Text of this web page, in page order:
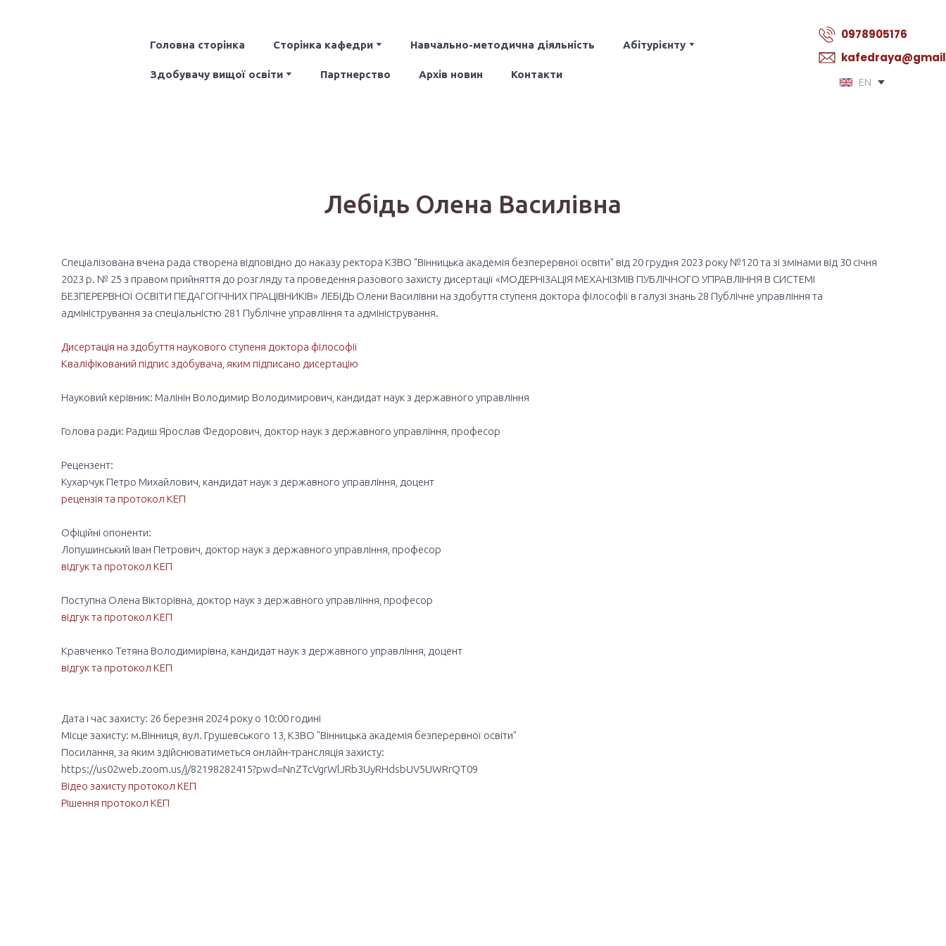
Головна сторінка Сторінка кафедри Навчально-методична діяльність Абітурієнту
Здобувачу вищої освіти Партнерство Архів новин Контакти
0978905176
EN
Лебідь Олена Василівна
Спеціалізована вчена рада створена відповідно до наказу ректора КЗВО "Вінницька академія безперервної освіти" від 20 грудня 2023 року №120 та зі змінами від 30 січня
2023 р. № 25 з правом прийняття до розгляду та проведення разового захисту дисертації «МОДЕРНІЗАЦІЯ МЕХАНІЗМІВ ПУБЛІЧНОГО УПРАВЛІННЯ В СИСТЕМІ
БЕЗПЕРЕРВНОЇ ОСВІТИ ПЕДАГОГІЧНИХ ПРАЦІВНИКІВ» ЛЕБІДЬ Олени Василівни на здобуття ступеня доктора філософії в галузі знань 28 Публічне управління та
адміністрування за спеціальністю 281 Публічне управління та адміністрування.
Дисертація на здобуття наукового ступеня доктора філософії
Кваліфікований підпис здобувача, яким підписано дисертацію
Науковий керівник: Малінін Володимир Володимирович, кандидат наук з державного управління
Голова ради: Радиш Ярослав Федорович, доктор наук з державного управління, професор
Рецензент:
Кухарчук Петро Михайлович, кандидат наук з державного управління, доцент
рецензія та протокол КЕП
Офіційні опоненти:
Лопушинський Іван Петрович, доктор наук з державного управління, професор
відгукта протокол КЕП
Поступна Олена Вікторівна, доктор наук з державного управління, професор
відгукта протокол КЕП
Кравченко Тетяна Володимирівна, кандидат наук з державного управління, доцент
відгукта протокол КЕП
Дата і час захисту: 26 березня 2024 року о 10:00 годині
Місце захисту: м.Вінниця, вул. Грушевського 13, КЗВО "Вінницька академія безперервної освіти"
Посилання, за яким здійснюватиметься онлайн-трансляція захисту:
https://us02web.zoom.us/j/82198282415?pwd=NnZTcVgrWlJRb3UyRHdsbUV5UWRrQT09
Відео захиступротокол КЕП
Рішення протокол КЕП